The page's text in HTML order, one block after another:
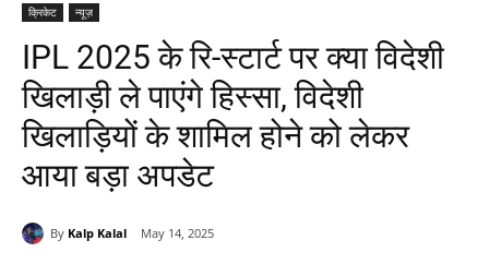
क्रिकेट न्यूज़
IPL 2025 के रि-स्टार्ट पर क्या विदेशी
खिलाड़ी ले पाएंगे हिस्सा, विदेशी
खिलाड़ियों के शामिल होने को लेकर
आया बड़ा अपडेट
By Kalp Kalal May 14, 2025